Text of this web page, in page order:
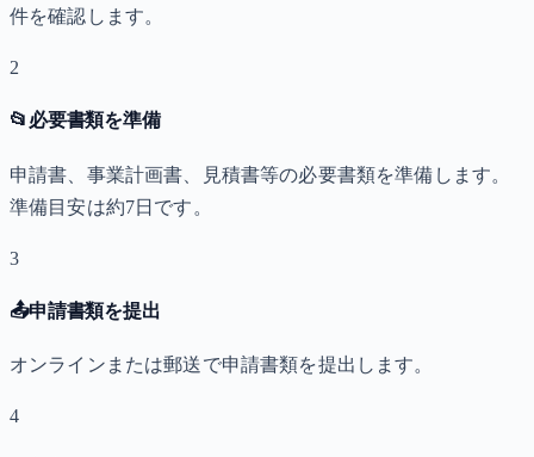
件を確認します。
2
📂 必要書類を準備
申請書、事業計画書、見積書等の必要書類を準備します。
準備目安は約7日です。
3
📤申請書類を提出
オンラインまたは郵送で申請書類を提出します。
4